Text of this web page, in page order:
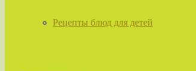
Рецепты блюд для детей